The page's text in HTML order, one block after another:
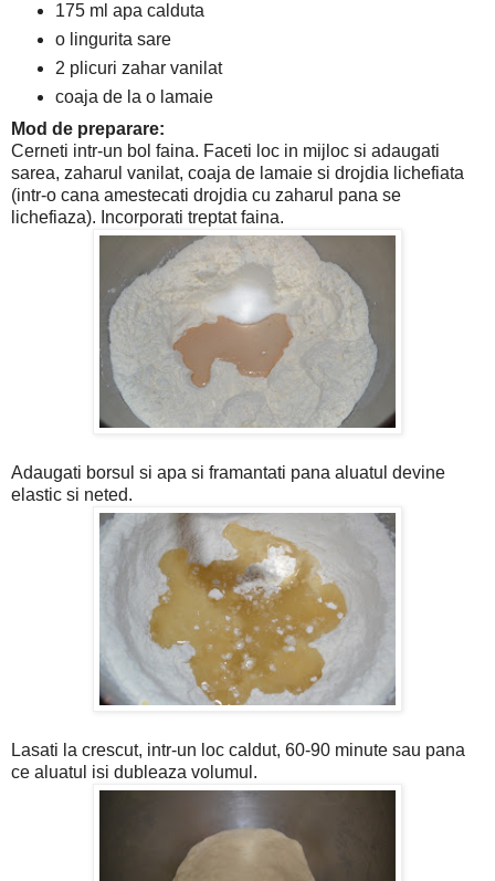
175 ml apa calduta
o lingurita sare
2 plicuri zahar vanilat
coaja de la o lamaie
Mod de preparare:
Cerneti intr-un bol faina. Faceti loc in mijloc si adaugati
sarea, zaharul vanilat, coaja de lamaie si drojdia lichefiata
(intr-o cana amestecati drojdia cu zaharul pana se
lichefiaza). Incorporati treptat faina.
Adaugati borsul si apa si framantati pana aluatul devine
elastic si neted.
Lasati la crescut, intr-un loc caldut, 60-90 minute sau pana
ce aluatul isi dubleaza volumul.